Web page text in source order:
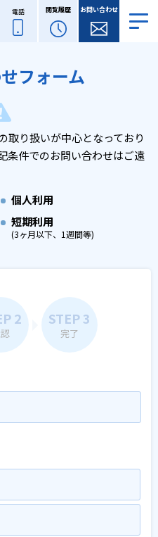
電話 閲覧履歴 お問い合わせ
フォーム
取り扱いが中心となっており
条件でのお問い合わせはご遠
個人利用
短期利用
(3ヶ月以下、1週間等)
2 STEP 3
完了